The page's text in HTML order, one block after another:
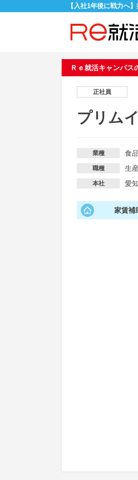
【入社1年後に戦力へ
Ｒｅ就活キャンパス
正社員
プリム
業種 食品
職種 生
本社 愛
家賃補